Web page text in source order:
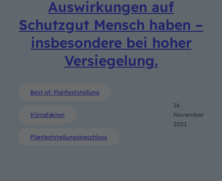
Auswirkungen auf
Schutzgut Mensch haben –
insbesondere bei hoher
Versiegelung.
Best of: Planfeststellung
Klimafakten
Planfeststellungsbeschluss
16.
November
2021